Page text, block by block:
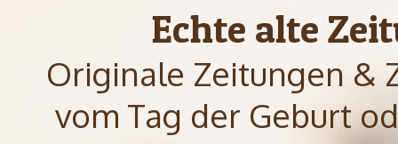
Echte alte
Originale Zeitungen &
vom Tag der Geburt